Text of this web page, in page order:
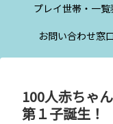
プレイ世帯・一覧
お問い合わせ窓
100人赤ちゃ
第１子誕生！